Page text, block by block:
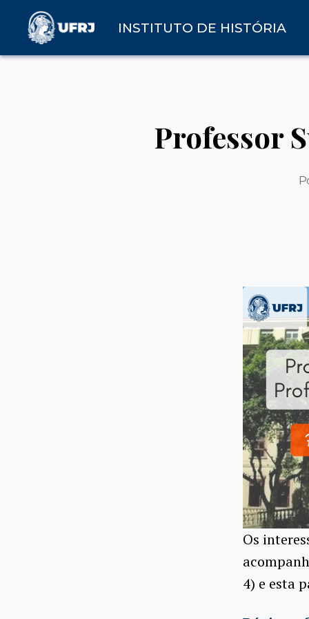
INSTITUTO DE HISTÓRIA
Professor
Os
4) e esta